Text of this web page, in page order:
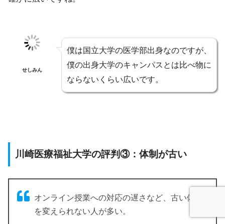
せしみん
僕は国立大学の医学部出身なのですが、
僕の出身大学のキャンパスとは比べ物に
ならないくらい広いです。
川崎医療福祉大学の評判③：体制が古い
オンライン授業への対応の遅さなど、古い体制
を変えられない人が多い。